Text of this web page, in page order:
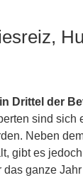
Drittel der
sind sich
Neben
gibt es
ganze